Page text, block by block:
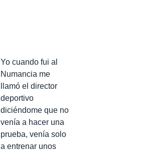
Yo cuando fui al
Numancia me
llamó el director
deportivo
diciéndome que no
venía a hacer una
prueba, venía solo
a entrenar unos